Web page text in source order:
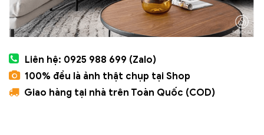
Liên hệ: 0925 988 699 (Zalo)
100% đều là ảnh thật chụp tại Shop
Giao hàng tại nhà trên Toàn Quốc (COD)